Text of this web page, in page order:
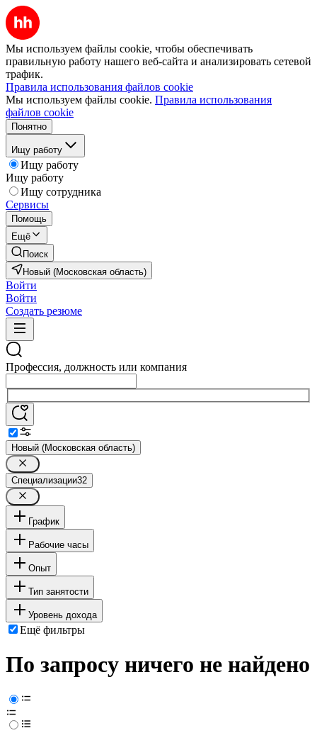
Мы используем файлы cookie, чтобы обеспечивать
правильную работу нашего веб-сайта и анализировать сетевой
трафик.
Правила использования файлов cookie
Мы используем файлы cookie. Правила использования
файлов cookie
Понятно
Ищу работу
Ищу работу
Ищу работу
Ищу сотрудника
Сервисы
Помощь
Ещё
Поиск
Новый (Московская область)
Войти
Войти
Создать резюме
Профессия, должность или компания
Новый (Московская область)
Специализации32
График
Рабочие часы
Опыт
Тип занятости
Уровень дохода
Ещё фильтры
По запросу ничего не найдено